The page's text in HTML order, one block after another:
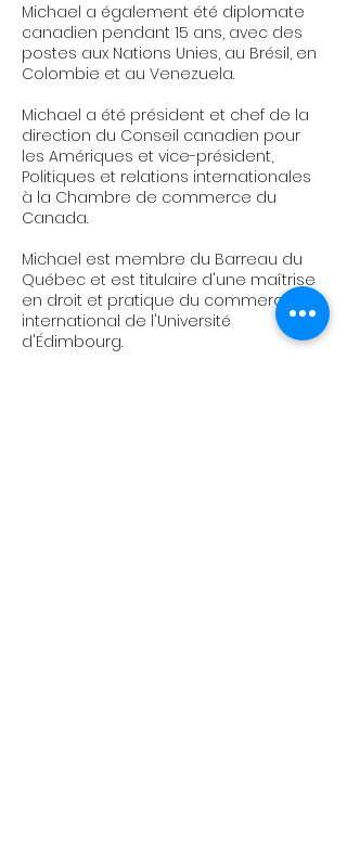
Michael a également été diplomate
canadien pendant 15 ans, avec des
postes aux Nations Unies, au Brésil, en
Colombie et au Venezuela.
Michael a été président et chef de la
direction du Conseil canadien pour
les Amériques et vice-président,
Politiques et relations internationales
à la Chambre de commerce du
Canada.
Michael est membre du Barreau du
Québec et est titulaire d'une maîtrise
en droit et pratique du commerce
international de l'Université
d'Édimbourg.